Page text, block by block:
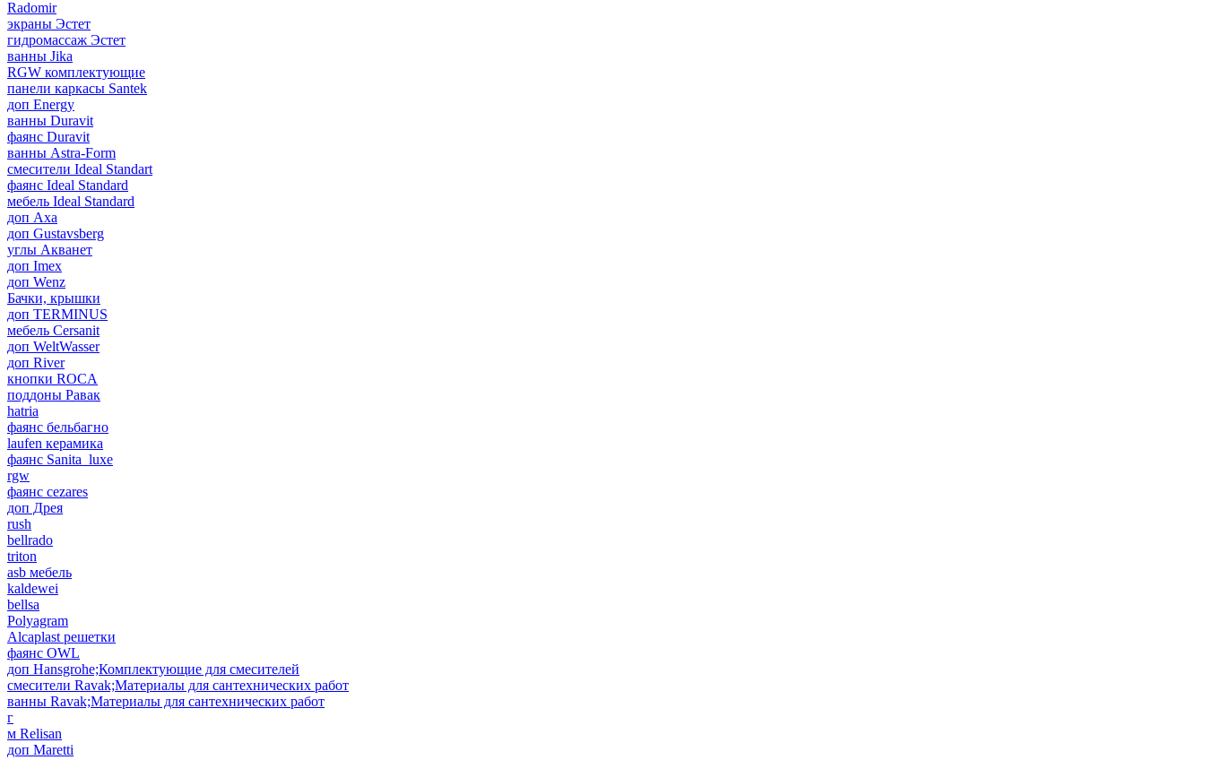
Radomir
экраны Эстет
гидромассаж Эстет
ванны Jika
RGW комплектующие
панели каркасы Santek
доп Energy
ванны Duravit
фаянс Duravit
ванны Astra-Form
смесители Ideal Standart
фаянс Ideal Standard
мебель Ideal Standard
доп Axa
доп Gustavsberg
углы Акванет
доп Imex
доп Wenz
Бачки, крышки
доп TERMINUS
мебель Cersanit
доп WeltWasser
доп River
кнопки ROCA
поддоны Равак
hatria
фаянс бельбагно
laufen керамика
фаянс Sanita_luxe
rgw
фаянс cezares
доп Дрея
rush
bellrado
triton
asb мебель
kaldewei
bellsa
Polyagram
Alcaplast решетки
фаянс OWL
доп Hansgrohe;Комплектующие для смесителей
смесители Ravak;Материалы для сантехнических работ
ванны Ravak;Материалы для сантехнических работ
г
м Relisan
доп Maretti